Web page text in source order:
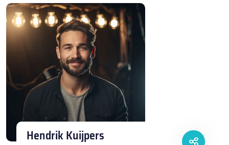
Hendrik Kuijpers